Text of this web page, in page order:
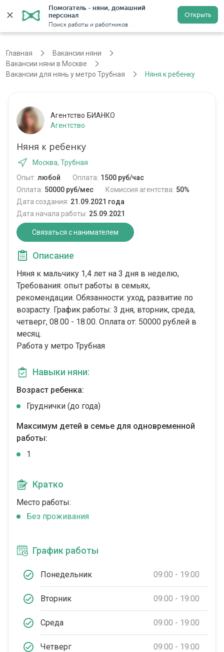
Помогатель - няни, домашний
персонал
Поиск работы и работников
Открыть
Регистрация
Главная
Вакансии няни
Вакансии няни в Москве
Вакансии для нянь у метро Трубная
Няня к ребенку
Агентство БИАНКО
Агентство
Няня к ребенку
Москва, Трубная
Опыт: любой Оплата: 1500 руб/час
Оплата: 50000 руб/мес Комиссия агентства: 50%
Дата создания: 21.09.2021 года
Дата начала работы: 25.09.2021
Связаться с нанимателем
Описание
Няня к мальчику 1,4 лет на 3 дня в неделю,
Требования: опыт работы в семьях,
рекомендации. Обязанности: уход, развитие по
возрасту. График работы: 3 дня, вторник, среда,
четверг, 08.00 - 18.00. Оплата от: 50000 рублей в
месяц.
Работа у метро Трубная
Навыки няни:
Возраст ребенка:
Груднички (до года)
Максимум детей в семье для одновременной
работы:
1
Кратко
Место работы:
Без проживания
График работы
Понедельник 09:00 - 19:00
Вторник 09:00 - 19:00
Среда 09:00 - 19:00
Четверг 09:00 - 19:00